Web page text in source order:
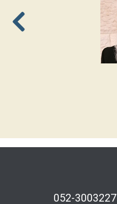
052-3003227